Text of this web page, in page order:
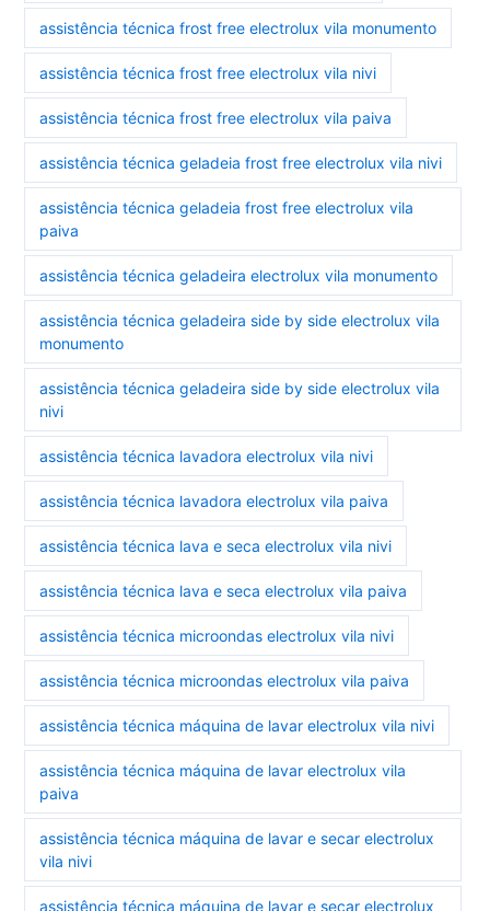
assistência técnica frost free electrolux vila monumento
assistência técnica frost free electrolux vila nivi
assistência técnica frost free electrolux vila paiva
assistência técnica geladeia frost free electrolux vila nivi
assistência técnica geladeia frost free electrolux vila
paiva
assistência técnica geladeira electrolux vila monumento
assistência técnica geladeira side by side electrolux vila
monumento
assistência técnica geladeira side by side electrolux vila
nivi
assistência técnica lavadora electrolux vila nivi
assistência técnica lavadora electrolux vila paiva
assistência técnica lava e seca electrolux vila nivi
assistência técnica lava e seca electrolux vila paiva
assistência técnica microondas electrolux vila nivi
assistência técnica microondas electrolux vila paiva
assistência técnica máquina de lavar electrolux vila nivi
assistência técnica máquina de lavar electrolux vila
paiva
assistência técnica máquina de lavar e secar electrolux
vila nivi
assistência técnica máquina de lavar e secar electrolux